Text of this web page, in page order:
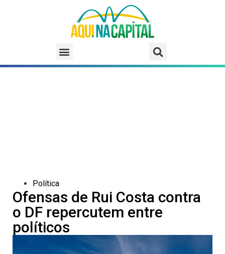
Política
Ofensas de Rui Costa contra
o DF repercutem entre
políticos